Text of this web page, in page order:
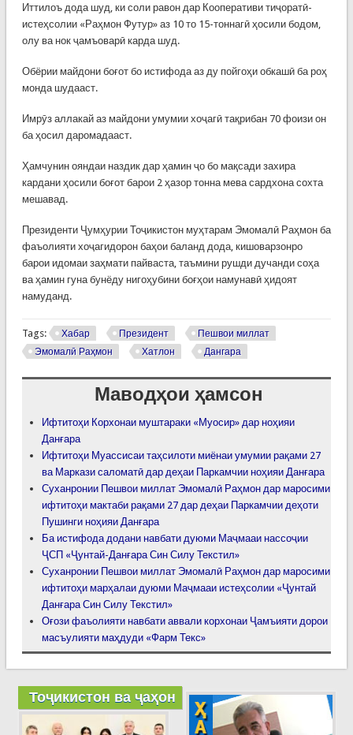
Иттилоъ дода шуд, ки соли равон дар Кооперативи тиҷоратӣ-
истеҳсолии «Раҳмон Футур» аз 10 то 15-тоннагӣ ҳосили бодом,
олу ва нок ҷамъоварӣ карда шуд.
Обёрии майдони боғот бо истифода аз ду пойгоҳи обкашӣ ба роҳ
монда шудааст.
Имрӯз аллакай аз майдони умумии хоҷагӣ тақрибан 70 фоизи он
ба ҳосил даромадааст.
Ҳамчунин ояндаи наздик дар ҳамин ҷо бо мақсади захира
кардани ҳосили боғот барои 2 ҳазор тонна мева сардхона сохта
мешавад.
Президенти Ҷумҳурии Тоҷикистон муҳтарам Эмомалӣ Раҳмон ба
фаъолияти хоҷагидорон баҳои баланд дода, кишоварзонро
барои идомаи заҳмати пайваста, таъмини рушди дучанди соҳа
ва ҳамин гуна бунёду нигоҳубини боғҳои намунавӣ ҳидоят
намуданд.
Tags: Хабар Президент
Пешвои миллат
Эмомалӣ Раҳмон
Хатлон Дангара
Маводҳои ҳамсон
Ифтитоҳи Корхонаи муштараки «Муосир» дар ноҳияи
Данғара
Ифтитоҳи Муассисаи таҳсилоти миёнаи умумии рақами 27
ва Маркази саломатӣ дар деҳаи Паркамчии ноҳияи Данғара
Суханронии Пешвои миллат Эмомалӣ Раҳмон дар маросими
ифтитоҳи мактаби рақами 27 дар деҳаи Паркамчии деҳоти
Пушинги ноҳияи Данғара
Ба истифода додани навбати дуюми Маҷмааи нассоҷии
ҶСП «Ҷунтай-Данғара Син Силу Текстил»
Суханронии Пешвои миллат Эмомалӣ Раҳмон дар маросими
ифтитоҳи марҳалаи дуюми Маҷмааи истеҳсолии «Ҷунтай
Данғара Син Силу Текстил»
Оғози фаъолияти навбати аввали корхонаи Ҷамъияти дорои
масъулияти маҳдуди «Фарм Текс»
Тоҷикистон ва ҷаҳон